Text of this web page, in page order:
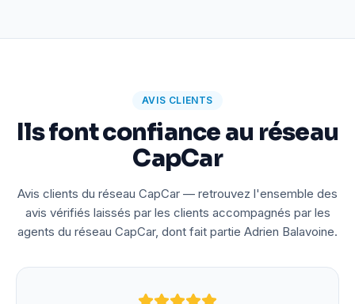
AVIS CLIENTS
Ils font confiance au réseau
CapCar
Avis clients du réseau CapCar — retrouvez l'ensemble des
avis vérifiés laissés par les clients accompagnés par les
agents du réseau CapCar, dont fait partie Adrien Balavoine.